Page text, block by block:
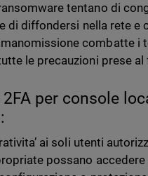
tentano di
di diffondersi nella rete e
combatte i
le precauzioni prese
2FA per console
ai soli utenti
possano